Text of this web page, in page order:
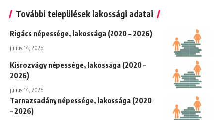
További települések lakossági adatai
Rigács népessége, lakossága (2020 – 2026)
július 14, 2026
Kisrozvágy népessége, lakossága (2020 –
2026)
július 14, 2026
Tarnazsadány népessége, lakossága (2020
– 2026)